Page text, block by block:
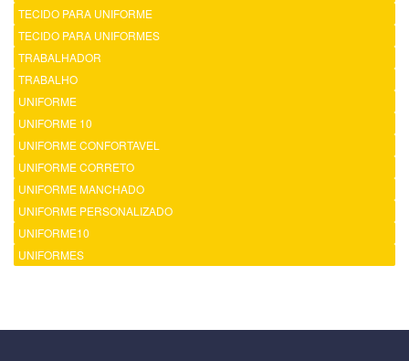
TECIDO PARA UNIFORME
TECIDO PARA UNIFORMES
TRABALHADOR
TRABALHO
UNIFORME
UNIFORME 10
UNIFORME CONFORTAVEL
UNIFORME CORRETO
UNIFORME MANCHADO
UNIFORME PERSONALIZADO
UNIFORME10
UNIFORMES